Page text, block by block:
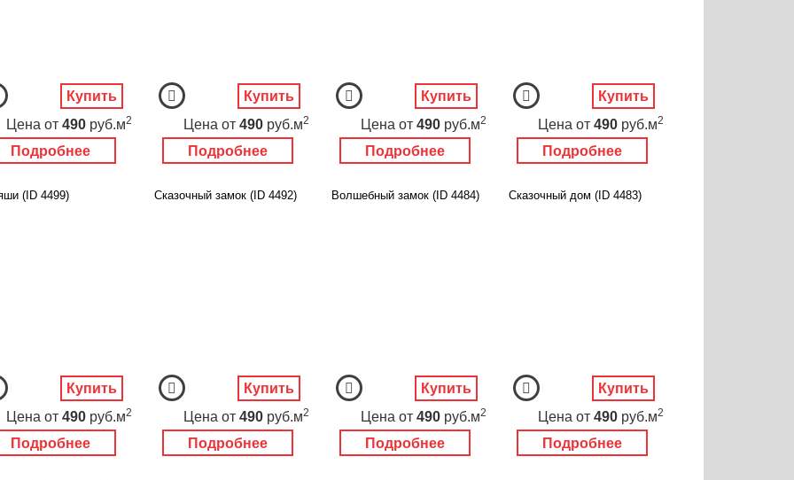
Подробнее
Цена от 490 руб.м2
Купить
Подробнее
Цена от 490 руб.м2
Купить
Подробнее
Цена от 490 руб.м2
Купить
Подробнее
Цена от 490 руб.м2
Купить
(ID 4499)
Подробнее
Цена от 490 руб.м2
Купить
Сказочный замок (ID 4492)
Подробнее
Цена от 490 руб.м2
Купить
Волшебный замок (ID 4484)
Подробнее
Цена от 490 руб.м2
Купить
Сказочный дом (ID 4483)
Подробнее
Цена от 490 руб.м2
Купить